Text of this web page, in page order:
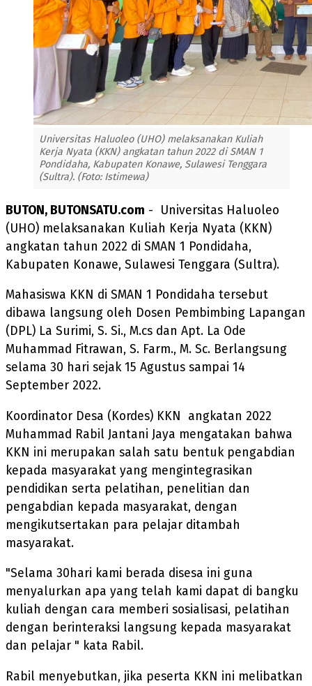
Universitas Haluoleo (UHO) melaksanakan Kuliah
Kerja Nyata (KKN) angkatan tahun 2022 di SMAN 1
Pondidaha, Kabupaten Konawe, Sulawesi Tenggara
(Sultra). (Foto: Istimewa)
BUTON, BUTONSATU.com - Universitas Haluoleo
(UHO) melaksanakan Kuliah Kerja Nyata (KKN)
angkatan tahun 2022 di SMAN 1 Pondidaha,
Kabupaten Konawe, Sulawesi Tenggara (Sultra).
Mahasiswa KKN di SMAN 1 Pondidaha tersebut
dibawa langsung oleh Dosen Pembimbing Lapangan
(DPL) La Surimi, S. Si., M.cs dan Apt. La Ode
Muhammad Fitrawan, S. Farm., M. Sc. Berlangsung
selama 30 hari sejak 15 Agustus sampai 14
September 2022.
Koordinator Desa (Kordes) KKN angkatan 2022
Muhammad Rabil Jantani Jaya mengatakan bahwa
KKN ini merupakan salah satu bentuk pengabdian
kepada masyarakat yang mengintegrasikan
pendidikan serta pelatihan, penelitian dan
pengabdian kepada masyarakat, dengan
mengikutsertakan para pelajar ditambah
masyarakat.
"Selama 30hari kami berada disesa ini guna
menyalurkan apa yang telah kami dapat di bangku
kuliah dengan cara memberi sosialisasi, pelatihan
dengan berinteraksi langsung kepada masyarakat
dan pelajar " kata Rabil.
Rabil menyebutkan, jika peserta KKN ini melibatkan